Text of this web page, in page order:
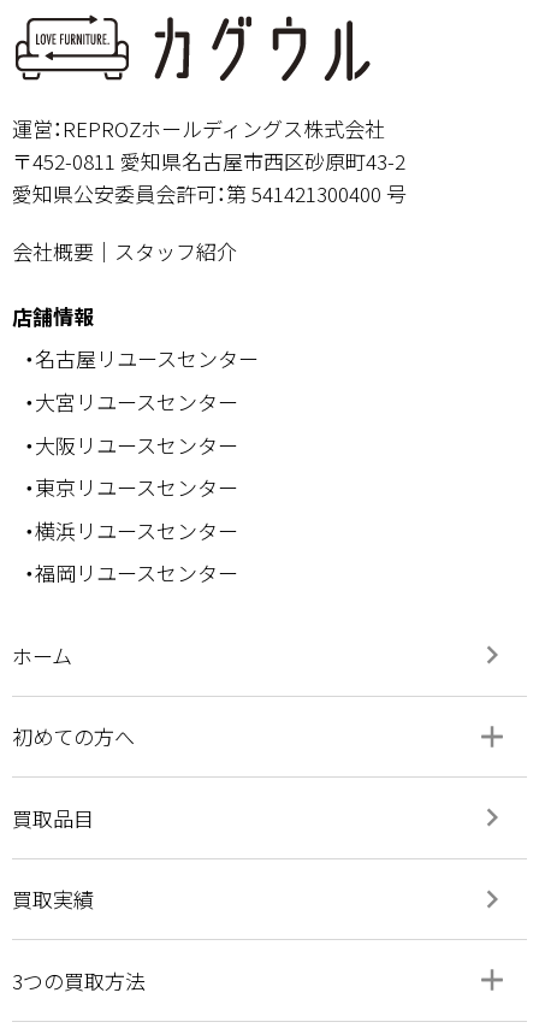
運営：REPROZホールディングス株式会社
〒452-0811 愛知県名古屋市西区砂原町43-2
愛知県公安委員会許可：第 541421300400 号
会社概要 ｜ スタッフ紹介
店舗情報
・名古屋リユースセンター
・大宮リユースセンター
・大阪リユースセンター
・東京リユースセンター
・横浜リユースセンター
・福岡リユースセンター
ホーム keyboard_arrow_right
初めての方へ add
remove
買取品目 keyboard_arrow_right
買取実績 keyboard_arrow_right
3つの買取方法 add
remove